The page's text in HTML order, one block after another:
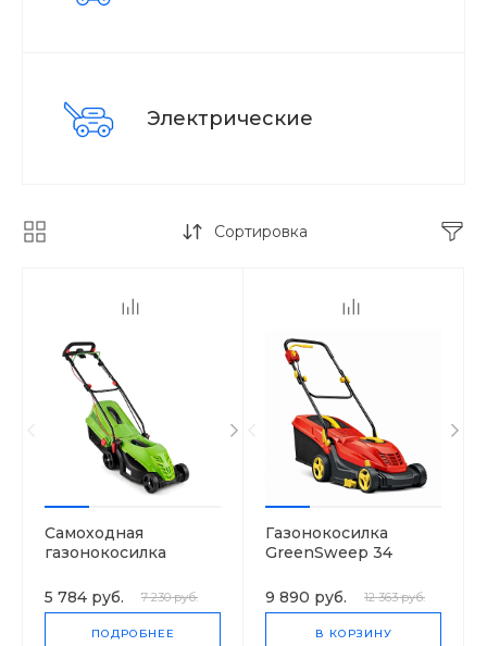
Электрические
Сортировка
Самоходная
газонокосилка
5 784 руб. 7 230 руб.
ПОДРОБНЕЕ
Газонокосилка
GreenSweep 34
9 890 руб.
12 363 руб.
В КОРЗИНУ